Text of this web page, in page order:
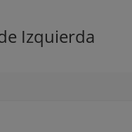
Izquierda